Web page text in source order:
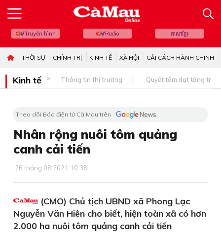
Truyền hình Radio ភាសាខ្មែរ
THỜI SỰ CHÍNH TRỊ KINH TẾ XÃ HỘI CẢI CÁCH HÀNH CHÍNH
Kinh tế Thông tin thị trường Quyết tâm đạt tăng
Theo dõi Báo điện tử Cà Mau trên
Nhân rộng nuôi tôm quảng
canh cải tiến
26 tháng 08 2021 10:38
(CMO) Chủ tịch UBND xã Phong Lạc
Nguyễn Văn Hiên cho biết, hiện toàn xã có hơn
2.000 ha nuôi tôm quảng canh cải tiến